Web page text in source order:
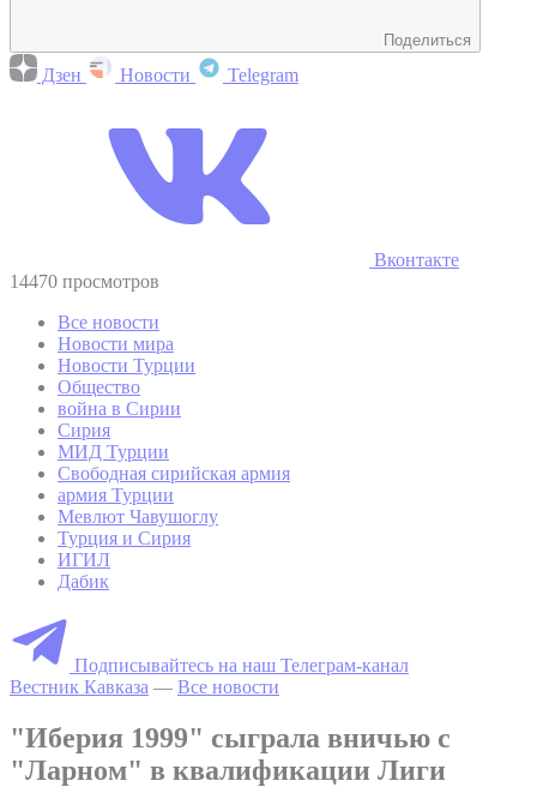
Поделиться
Дзен Новости Telegram
Вконтакте
14470 просмотров
Все новости
Новости мира
Новости Турции
Общество
война в Сирии
Сирия
МИД Турции
Свободная сирийская армия
армия Турции
Мевлют Чавушоглу
Турция и Сирия
ИГИЛ
Дабик
Подписывайтесь на наш Телеграм-канал
Вестник Кавказа — Все новости
"Иберия 1999" сыграла вничью с
"Ларном" в квалификации Лиги